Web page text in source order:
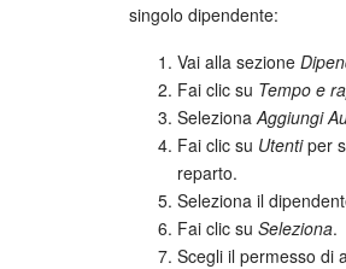
singolo dipendente:
Vai alla sezione
Fai clic su Tempo e
Seleziona Aggiungi
Fai clic su Utentiper
reparto.
Seleziona il
Fai clic su Seleziona.
Scegli il permesso di